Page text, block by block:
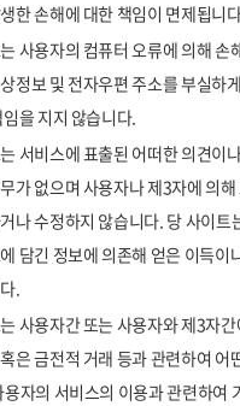
한 손해에 대한 책임이 면제됩니
사용자의 컴퓨터 오류에 의해 손
정보 및 전자우편 주소를 부실하
을 지지 않습니다.
서비스에 표출된 어떠한 의견이
가 없으며 사용자나 제3자에 의
나 수정하지 않습니다. 당 사이트
담긴 정보에 의존해 얻은 이득이
.
사용자간 또는 사용자와 제3자
은 금전적 거래 등과 관련하여 어
자의 서비스의 이용과 관련하여